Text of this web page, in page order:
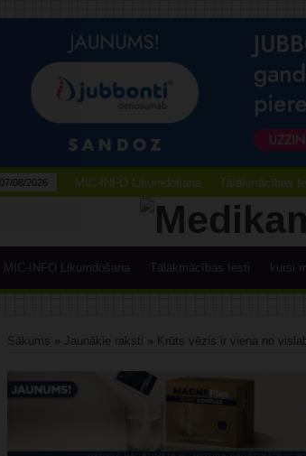
07/08/2026 MIC-INFO Likumdošana Tālākmācības
MIC-INFO Likumdošana Tālākmācības testi
Sākums » Jaunākie raksti » Krūts vēzis ir viena no